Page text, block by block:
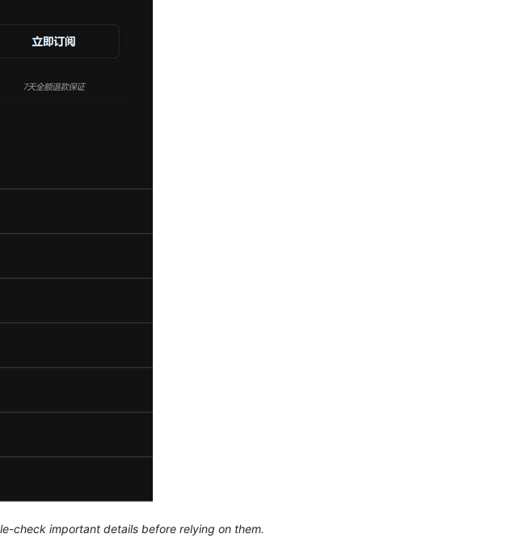
check important details before relying on them.